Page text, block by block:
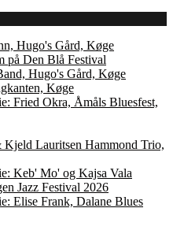
Hugo's Gård, Køge
på Den Blå Festival
Hugo's Gård, Køge
Køge
Fried Okra, Åmåls Bluesfest,
Kjeld Lauritsen Hammond Trio,
Keb' Mo' og Kajsa Vala
Jazz Festival 2026
Elise Frank, Dalane Blues